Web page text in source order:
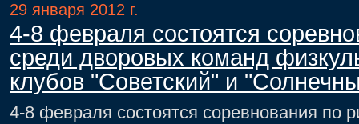
29 января 2012 г.
4-8 февраля состоятся
среди дворовых команд
клубов "Советский" и
4-8 февраля состоятся соревнования по